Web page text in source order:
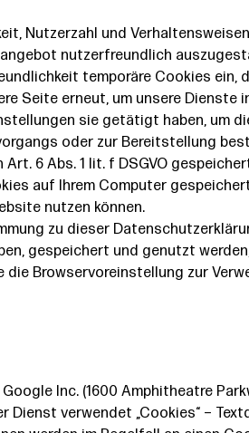
Nutzerzahl und
nutzerfreundlich
temporäre Cookies
Seite erneut, um unsere Dienste
sie getätigt haben, um
oder zur Bereitstellung
6 Abs. 1 lit. f DSGVO
auf Ihrem Computer
nutzen können.
zu dieser
gespeichert und genutzt
die Browservoreinstellung zur
Inc. (1600 Amphitheatre
verwendet „Cookies“ –